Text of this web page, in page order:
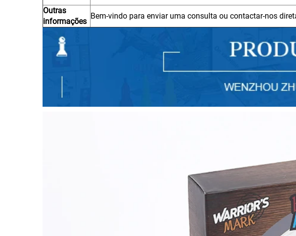
Outras
informações
Bem-vindo para enviar uma consulta ou contactar-nos